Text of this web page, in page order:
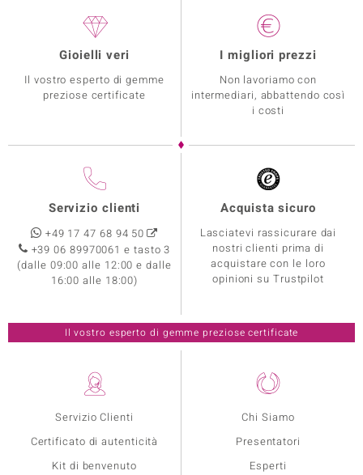
Servizio Clienti
Certificato di autenticità
Kit di benvenuto
Chi Siamo
Presentatori
Esperti
Gioielli veri
Il vostro esperto di gemme
preziose certificate
I migliori prezzi
Non lavoriamo con
intermediari, abbattendo così
i costi
Servizio clienti
+49 17 47 68 94 50
+39 06 89970061 e tasto 3
(dalle 09:00 alle 12:00 e dalle
16:00 alle 18:00)
Acquista sicuro
Lasciatevi rassicurare dai
nostri clienti prima di
acquistare con le loro
opinioni su Trustpilot
Il vostro esperto di gemme preziose certificate